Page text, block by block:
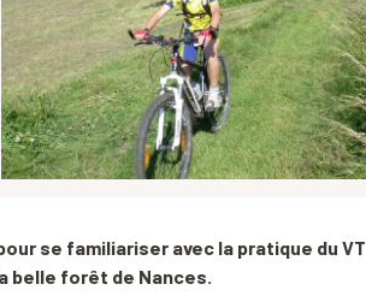
se familiariser avec la pratique du
belle forêt de Nances.